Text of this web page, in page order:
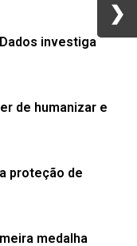
investiga
de humanizar e
proteção de
medalha
❯
❯